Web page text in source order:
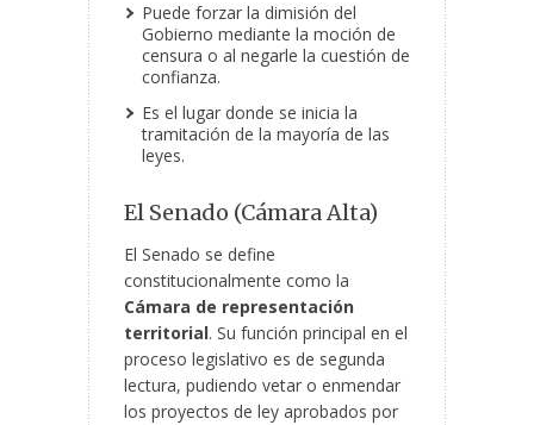
Puede forzar la dimisión del
Gobierno mediante la moción de
censura o al negarle la cuestión de
confianza.
Es el lugar donde se inicia la
tramitación de la mayoría de las
leyes.
El Senado (Cámara Alta)
El Senado se define
constitucionalmente como la
Cámara de representación
territorial. Su función principal en el
proceso legislativo es de segunda
lectura, pudiendo vetar o enmendar
los proyectos de ley aprobados por